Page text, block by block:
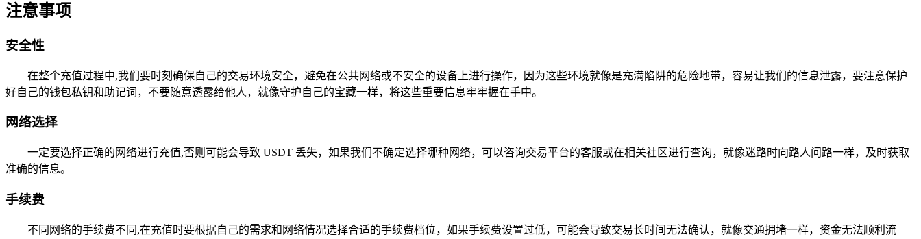
注意事项
安全性
在整个充值过程中,我们要时刻确保自己的交易环境安全，避免在公共网络或不安全的设备上进行操作，因为这些环境就像是充满陷阱的危险地带，容易让我们的信息泄露，要注意保护
好自己的钱包私钥和助记词，不要随意透露给他人，就像守护自己的宝藏一样，将这些重要信息牢牢握在手中。
网络选择
一定要选择正确的网络进行充值,否则可能会导致 USDT 丢失，如果我们不确定选择哪种网络，可以咨询交易平台的客服或在相关社区进行查询，就像迷路时向路人问路一样，及时获取
准确的信息。
手续费
不同网络的手续费不同,在充值时要根据自己的需求和网络情况选择合适的手续费档位，如果手续费设置过低，可能会导致交易长时间无法确认，就像交通拥堵一样，资金无法顺利流